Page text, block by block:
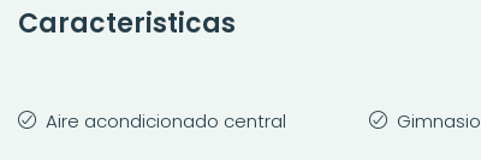
Caracteristicas
Aire acondicionado central Gimnasio